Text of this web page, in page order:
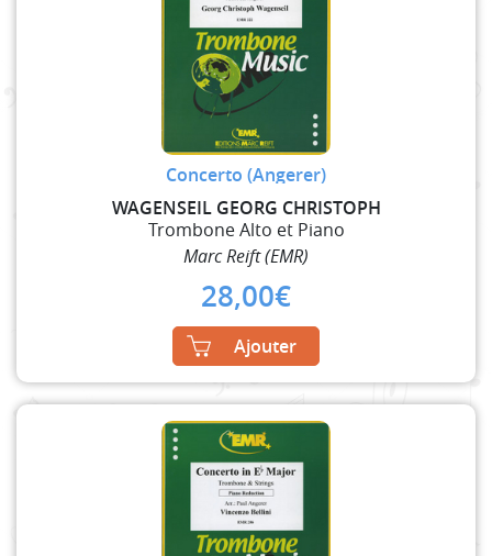
Concerto (Angerer)
WAGENSEIL GEORG CHRISTOPH
Trombone Alto et Piano
Marc Reift (EMR)
28,00€
Ajouter